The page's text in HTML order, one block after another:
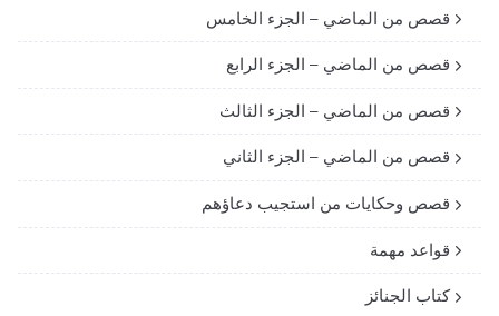
قصص من الماضي – الجزء الخامس
قصص من الماضي – الجزء الرابع
قصص من الماضي – الجزء الثالث
قصص من الماضي – الجزء الثاني
قصص وحكايات من استجيب دعاؤهم
قواعد مهمة
كتاب الجنائز